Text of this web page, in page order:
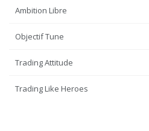
Ambition Libre
Objectif Tune
Trading Attitude
Trading Like Heroes